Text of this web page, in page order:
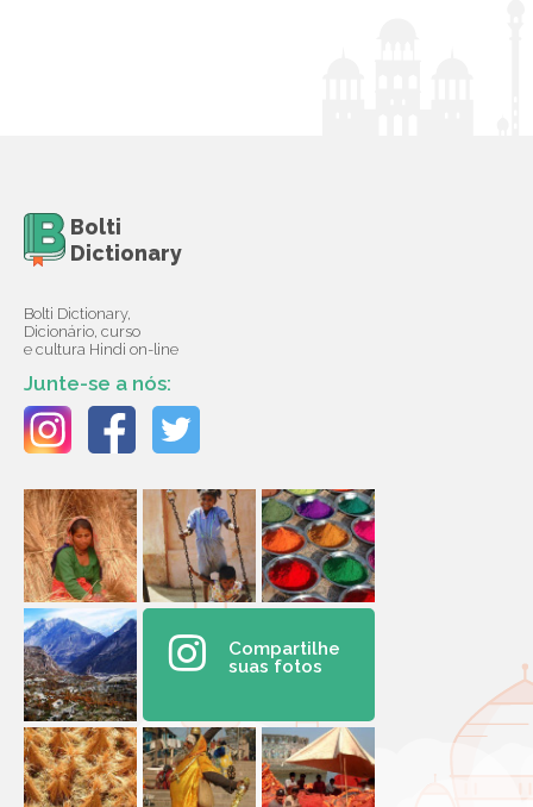
Bolti
Dictionary
Bolti Dictionary,
Dicionário, curso
e cultura Hindi on-line
Junte-se a nós:
Compartilhe
suas fotos